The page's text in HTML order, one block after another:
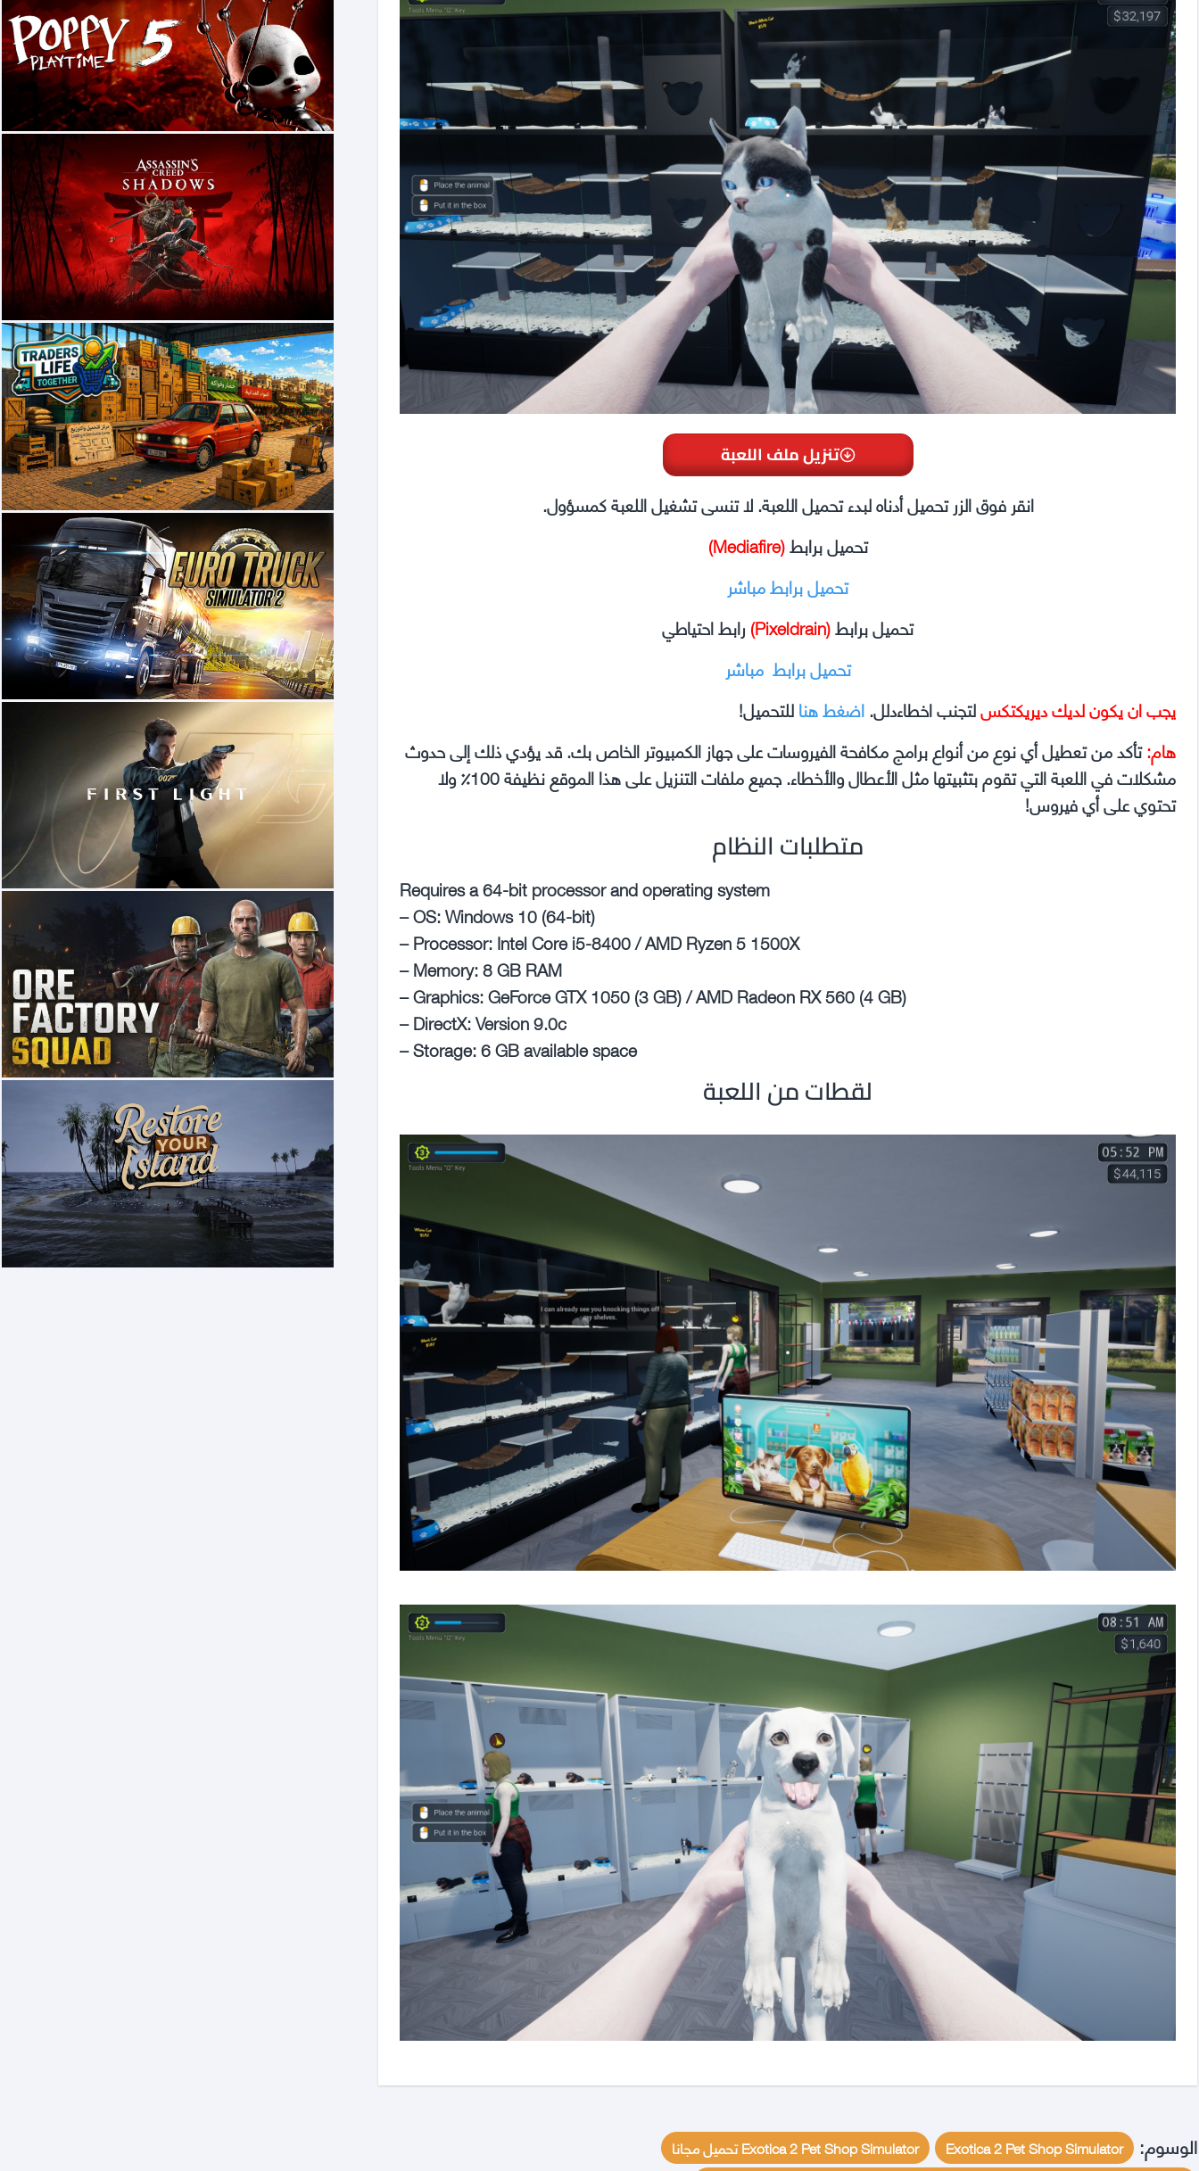
تنزيل ملف اللعبة
انقر فوق الزر تحميل أدناه لبدء تحميل اللعبة. لا تنسى تشغيل اللعبة كمسؤول.
تحميل برابط(Mediafire)
تحميل برابط مباشر
تحميل برابط(Pixeldrain)
رابط احتياطي
تحميل برابط مباشر
يجب ان يكون لديك ديريكتكسلتجنب اخطاءدلل.اضغط هناللتحميل!
هام:تأكد من تعطيل أي نوع من أنواع برامج مكافحة الفيروسات على جهاز الكمبيوتر الخاص بك. قد يؤدي ذلك إلى حدوث
مشكلات في اللعبة التي تقوم بتثبيتها مثل الأعطال والأخطاء. جميع ملفات التنزيل على هذا الموقع نظيفة 100٪ ولا
تحتوي على أي فيروس!
متطلبات النظام
Requires a 64-bit processor and operating system
– OS: Windows 10 (64-bit)
– Processor: Intel Core i5-8400 / AMD Ryzen 5 1500X
– Memory: 8 GB RAM
– Graphics: GeForce GTX 1050 (3 GB) / AMD Radeon RX 560 (4 GB)
– DirectX: Version 9.0c
– Storage: 6 GB available space
لقطات من اللعبة
الوسوم: Exotica 2 Pet Shop Simulator
Exotica 2 Pet Shop Simulator تحميل مجانا